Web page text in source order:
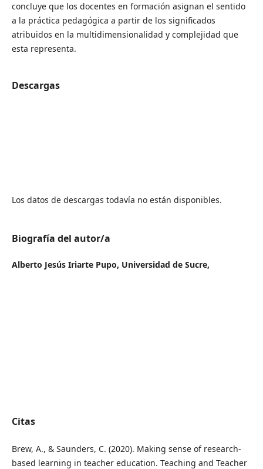
concluye que los docentes en formación asignan el sentido
a la práctica pedagógica a partir de los significados
atribuidos en la multidimensionalidad y complejidad que
esta representa.
Descargas
Los datos de descargas todavía no están disponibles.
Biografía del autor/a
Alberto Jesús Iriarte Pupo, Universidad de Sucre,
Citas
Brew, A., & Saunders, C. (2020). Making sense of research-
based learning in teacher education. Teaching and Teacher